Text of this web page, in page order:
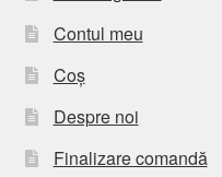
Contul meu
Coș
Despre noi
Finalizare comandă